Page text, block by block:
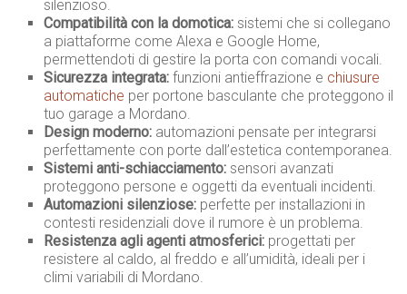
silenzioso.
Compatibilità con la domotica: sistemi che si collegano
a piattaforme come Alexa e Google Home,
permettendoti di gestire la porta con comandi vocali.
Sicurezza integrata: funzioni antieffrazione e chiusure
automatiche per portone basculante che proteggono il
tuo garage a Mordano.
Design moderno: automazioni pensate per integrarsi
perfettamente con porte dall’estetica contemporanea.
Sistemi anti-schiacciamento: sensori avanzati
proteggono persone e oggetti da eventuali incidenti.
Automazioni silenziose: perfette per installazioni in
contesti residenziali dove il rumore è un problema.
Resistenza agli agenti atmosferici: progettati per
resistere al caldo, al freddo e all’umidità, ideali per i
climi variabili di Mordano.